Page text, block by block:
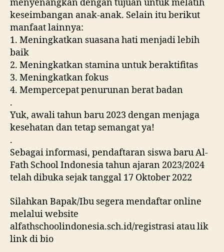
menyenangkan dengan tujuan untuk melatih
keseimbangan anak-anak. Selain itu berikut
manfaat lainnya:
1. Meningkatkan suasana hati menjadi lebih
baik
2. Meningkatkan stamina untuk beraktifitas
3. Meningkatkan fokus
4. Mempercepat penurunan berat badan
.
Yuk, awali tahun baru 2023 dengan menjaga
kesehatan dan tetap semangat ya!
.
Sebagai informasi, pendaftaran siswa baru Al-
Fath School Indonesia tahun ajaran 2023/2024
telah dibuka sejak tanggal 17 Oktober 2022
Silahkan Bapak/Ibu segera mendaftar online
melalui website
alfathschoolindonesia.sch.id/registrasi atau lik
link di bio